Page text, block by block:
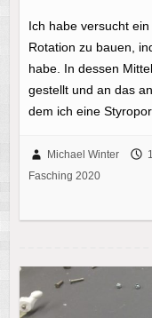
Ich habe versucht
Rotation zu bauen,
habe. In dessen
gestellt und an das
dem ich eine
Michael Winter
Fasching 2020